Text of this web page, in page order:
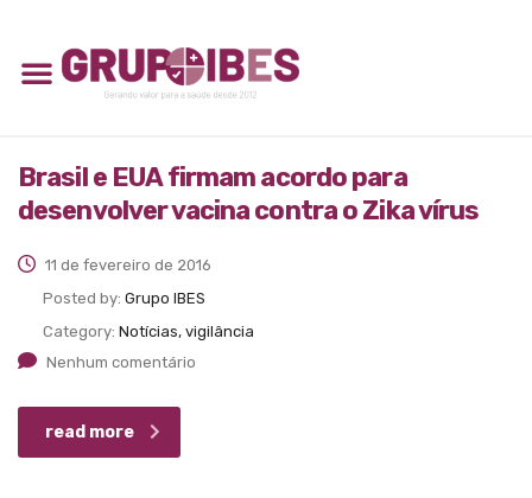
Brasil e EUA firmam acordo para
desenvolver vacina contra o Zika vírus
11 de fevereiro de 2016
Posted by: Grupo IBES
Category: Notícias, vigilância
Nenhum comentário
read more